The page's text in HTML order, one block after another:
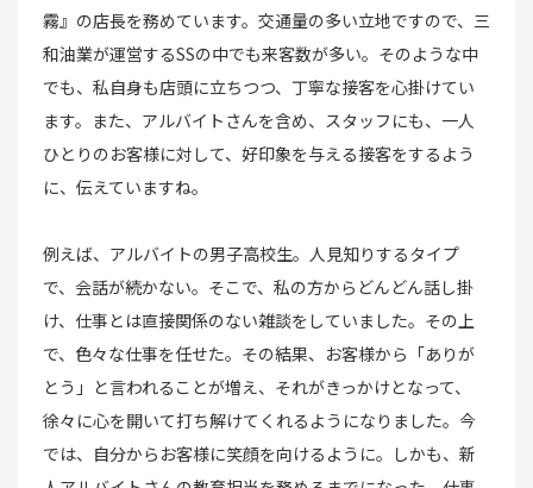
霧』の店長を務めています。交通量の多い立地ですので、三
和油業が運営するSSの中でも来客数が多い。そのような中
でも、私自身も店頭に立ちつつ、丁寧な接客を心掛けてい
ます。また、アルバイトさんを含め、スタッフにも、一人
ひとりのお客様に対して、好印象を与える接客をするよう
に、伝えていますね。
例えば、アルバイトの男子高校生。人見知りするタイプ
で、会話が続かない。そこで、私の方からどんどん話し掛
け、仕事とは直接関係のない雑談をしていました。その上
で、色々な仕事を任せた。その結果、お客様から「ありが
とう」と言われることが増え、それがきっかけとなって、
徐々に心を開いて打ち解けてくれるようになりました。今
では、自分からお客様に笑顔を向けるように。しかも、新